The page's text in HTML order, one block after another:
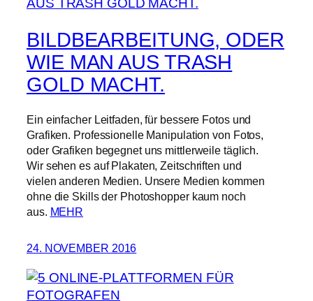
BILDBEARBEITUNG, ODER
WIE MAN AUS TRASH
GOLD MACHT.
Ein einfacher Leitfaden, für bessere Fotos und
Grafiken. Professionelle Manipulation von Fotos,
oder Grafiken begegnet uns mittlerweile täglich.
Wir sehen es auf Plakaten, Zeitschriften und
vielen anderen Medien. Unsere Medien kommen
ohne die Skills der Photoshopper kaum noch
aus. MEHR
24. NOVEMBER 2016